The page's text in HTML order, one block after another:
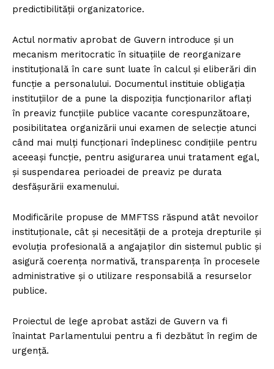
predictibilității organizatorice.
Actul normativ aprobat de Guvern introduce și un
mecanism meritocratic în situațiile de reorganizare
instituțională în care sunt luate în calcul și eliberări din
funcție a personalului. Documentul instituie obligația
instituțiilor de a pune la dispoziția funcționarilor aflați
în preaviz funcțiile publice vacante corespunzătoare,
posibilitatea organizării unui examen de selecție atunci
când mai mulți funcționari îndeplinesc condițiile pentru
aceeași funcție, pentru asigurarea unui tratament egal,
și suspendarea perioadei de preaviz pe durata
desfășurării examenului.
Modificările propuse de MMFTSS răspund atât nevoilor
instituționale, cât și necesității de a proteja drepturile și
evoluția profesională a angajaților din sistemul public și
asigură coerența normativă, transparența în procesele
administrative și o utilizare responsabilă a resurselor
publice.
Proiectul de lege aprobat astăzi de Guvern va fi
înaintat Parlamentului pentru a fi dezbătut în regim de
urgență.